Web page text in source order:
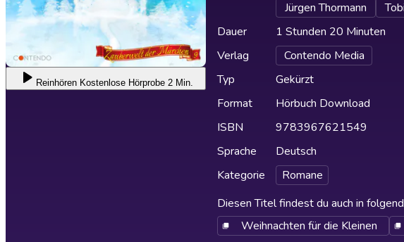
Reinhören Kostenlose Hörprobe 2 Min.
Jürgen Thormann
Dauer
1 Stunden 20 Minuten
Verlag
Contendo Media
Typ
Gekürzt
Format
Hörbuch Download
ISBN
9783967621549
Sprache
Deutsch
Kategorie
Romane
Diesen Titel findest du auch in
Weihnachten für die Kleinen